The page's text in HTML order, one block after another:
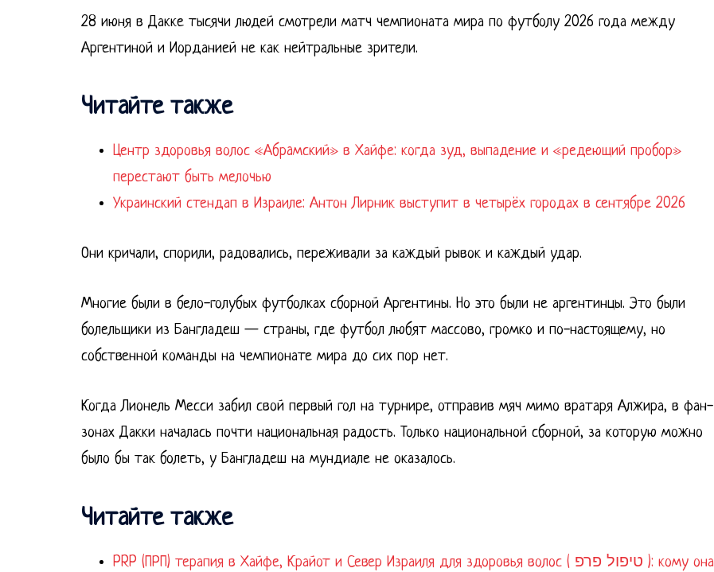
28 июня в Дакке тысячи людей смотрели матч чемпионата мира по футболу 2026 года между
Аргентиной и Иорданией не как нейтральные зрители.
Читайте также
Центр здоровья волос «Абрaмский» в Хайфе: когда зуд, выпадение и «редеющий пробор»
перестают быть мелочью
Украинский стендап в Израиле: Антон Лирник выступит в четырёх городах в сентябре 2026
Они кричали, спорили, радовались, переживали за каждый рывок и каждый удар.
Многие были в бело-голубых футболках сборной Аргентины. Но это были не аргентинцы. Это были
болельщики из Бангладеш — страны, где футбол любят массово, громко и по-настоящему, но
собственной команды на чемпионате мира до сих пор нет.
Когда Лионель Месси забил свой первый гол на турнире, отправив мяч мимо вратаря Алжира, в фан-
зонах Дакки началась почти национальная радость. Только национальной сборной, за которую можно
было бы так болеть, у Бангладеш на мундиале не оказалось.
Читайте также
PRP (ПРП) терапия в Хайфе, Крайот и Север Израиля для здоровья волос ( טיפול פרפ ): кому она